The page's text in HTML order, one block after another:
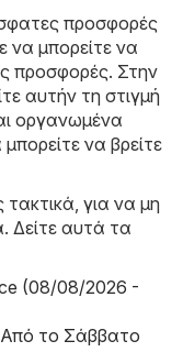
προσφορές
να μπορείτε να
προσφορές. Στην
αυτήν τη στιγμή
οργανωμένα
να βρείτε
για να μη
Δείτε αυτά τα
(08/08/2026 -
το Σάββατο